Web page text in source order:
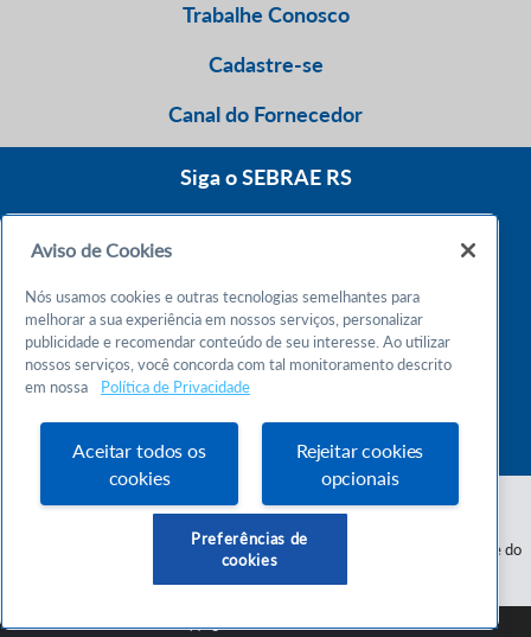
Trabalhe Conosco
Cadastre-se
Canal do Fornecedor
Siga o SEBRAE RS
Atendimento 24h
Chame no WhatsApp
Atendimento das 9h às 18h
Serviço de Apoio às Micro e Pequenas Empresas do Estado do Rio Grande do
Aviso de Cookies
Nós usamos cookies e outras tecnologias semelhantes para
melhorar a sua experiência em nossos serviços, personalizar
publicidade e recomendar conteúdo de seu interesse. Ao utilizar
nossos serviços, você concorda com tal monitoramento descrito
em nossa
Política de Privacidade
Aceitar todos os
cookies
Rejeitar cookies
opcionais
Preferências de
cookies